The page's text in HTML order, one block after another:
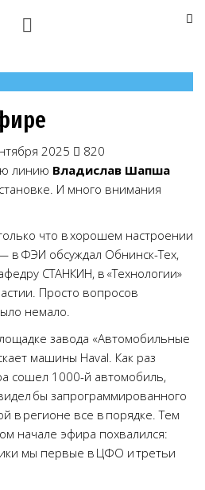
2025
820
линию Владислав Шапша
И много внимания
что в хорошем настроении
в ФЭИ обсуждал Обнинск-Тех,
СТАНКИН, в «Технологии»
Просто вопросов
немало.
завода «Автомобильные
машины Haval. Как раз
сошел 1000-й автомобиль,
бы запрограммированного
в регионе все в порядке. Тем
начале эфира похвалился:
мы первые в ЦФО и третьи